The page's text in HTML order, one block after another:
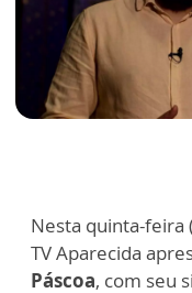
Nesta quinta-feira
TV Aparecida
Páscoa, com seu